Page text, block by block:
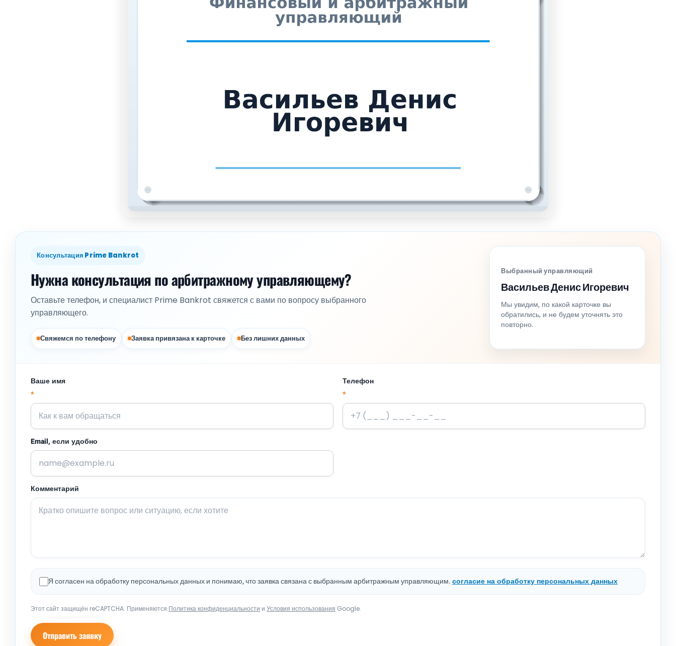
Консультация Prime Bankrot
Нужна консультация по арбитражному управляющему?
Оставьте телефон, и специалист Prime Bankrot свяжется с вами по вопросу выбранного
управляющего.
Свяжемся по телефону Заявка привязана к карточке Без лишних данных
Выбранный управляющий
Васильев Денис Игоревич
Мы увидим, по какой карточке вы
обратились, и не будем уточнять это
повторно.
Ваше имя
*
Телефон
*
Email, если удобно
Комментарий
Я согласен на обработку персональных данных и понимаю, что заявка связана с выбранным арбитражным управляющим.согласие на обработку персональных данных
Этот сайт защищён reCAPTCHA. Применяются Политика конфиденциальности и Условия использования Google.
Отправить заявку